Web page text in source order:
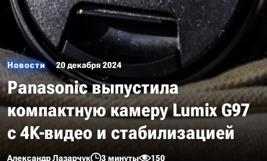
Новости 20 декабря 2024
Panasonic выпустила
компактную камеру Lumix G97
с 4K-видео и стабилизацией
Александр Лазарчук 3 минуты 150